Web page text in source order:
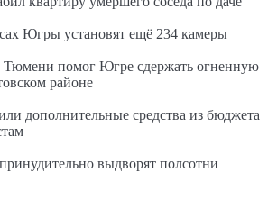
Югры установят ещё 234 камеры
помог Югре сдержать огненную
районе
дополнительные средства из бюджета
выдворят полсотни